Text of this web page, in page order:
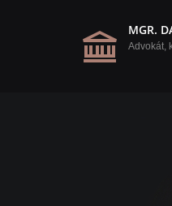
MGR.
Advokát,